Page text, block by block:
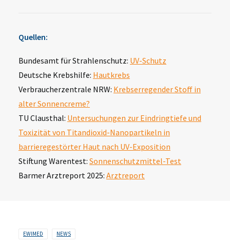
Quellen:
Bundesamt für Strahlenschutz: UV-Schutz
Deutsche Krebshilfe: Hautkrebs
Verbraucherzentrale NRW: Krebserregender Stoff in
alter Sonnencreme?
TU Clausthal: Untersuchungen zur Eindringtiefe und
Toxizität von Titandioxid-Nanopartikeln in
barrieregestörter Haut nach UV-Exposition
Stiftung Warentest: Sonnenschutzmittel-Test
Barmer Arztreport 2025: Arztreport
EWIMED NEWS